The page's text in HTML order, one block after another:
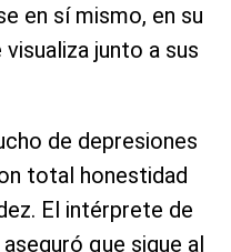
en sí mismo, en su
junto a sus
de depresiones
total honestidad
El intérprete de
que sigue al